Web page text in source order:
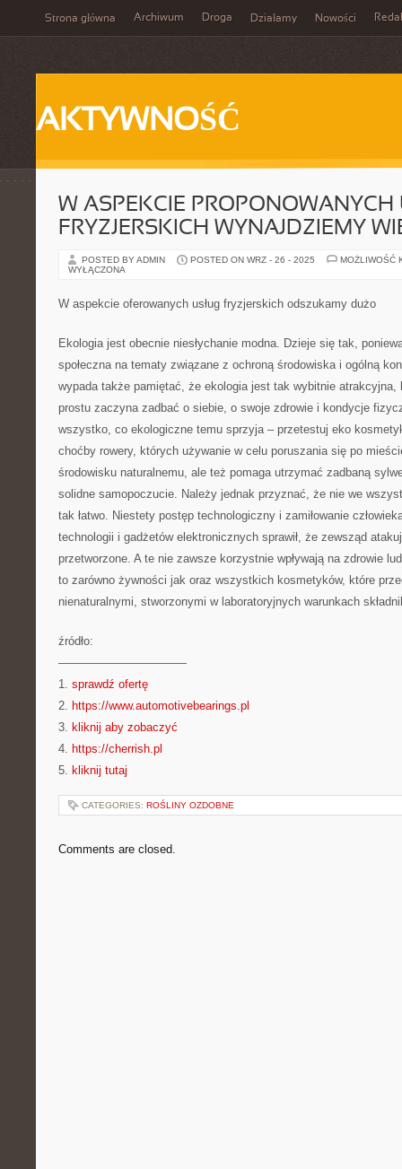
Strona główna Archiwum Droga Działamy Nowości
AKTYWNOŚĆ
W ASPEKCIE PROPONOWANYCH
FRYZJERSKICH WYNAJDZIEMY
POSTED BY ADMIN POSTED ON WRZ - 26 - 2025
MOŻLIWOŚĆ
WYŁĄCZONA
W aspekcie oferowanych usług fryzjerskich odszukamy dużo
Ekologia jest obecnie niesłychanie modna. Dzieje się tak,
społeczna na tematy związane z ochroną środowiska i ogólną
wypada także pamiętać, że ekologia jest tak wybitnie atrakcyjna,
prostu zaczyna zadbać o siebie, o swoje zdrowie i kondycje
wszystko, co ekologiczne temu sprzyja – przetestuj eko
choćby rowery, których używanie w celu poruszania się po
środowisku naturalnemu, ale też pomaga utrzymać zadbaną
solidne samopoczucie. Należy jednak przyznać, że nie we
tak łatwo. Niestety postęp technologiczny i zamiłowanie
technologii i gadżetów elektronicznych sprawił, że zewsząd
przetworzone. A te nie zawsze korzystnie wpływają na zdrowie
to zarówno żywności jak oraz wszystkich kosmetyków, które
nienaturalnymi, stworzonymi w laboratoryjnych warunkach
źródło:
———————————
1. sprawdź ofertę
2. https://www.automotivebearings.pl
3. kliknij aby zobaczyć
4. https://cherrish.pl
5. kliknij tutaj
CATEGORIES: ROŚLINY OZDOBNE
Comments are closed.